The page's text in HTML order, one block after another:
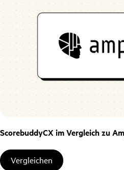
ScorebuddyCX im Vergleich zu
Vergleichen